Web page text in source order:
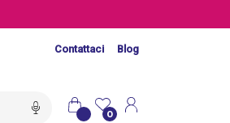
Contattaci Blog
0